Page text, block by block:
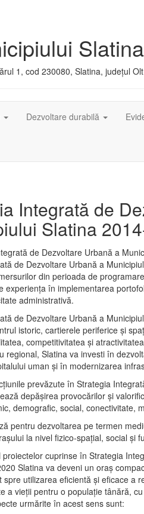
Slatina
1, cod 230080, Slatina, județul Olt
Dezvoltare durabilă
Integrată de
Slatina
de Dezvoltare Urbană a
din perioada de
experienţa în implementarea
administrativă.
de Dezvoltare Urbană a
istoric, cartierele periferice şi
competitivitatea şi
regional, Slatina va investi în
uman şi în modernizarea
prevăzute în Strategia
depășirea provocărilor şi
demografic, social, conectivitate,
pentru dezvoltarea pe termen
la nivel fizico-spaţial, social şi
proiectelor cuprinse în Strategia
Slatina va deveni un oraş
spre utilizarea eficientă şi eficace a
a vieţii pentru o populaţie tânără,
urmărite în acest sens sunt: